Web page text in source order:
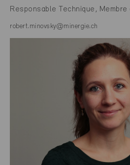
Responsable Technique,
robert.minovsky@minergie.ch